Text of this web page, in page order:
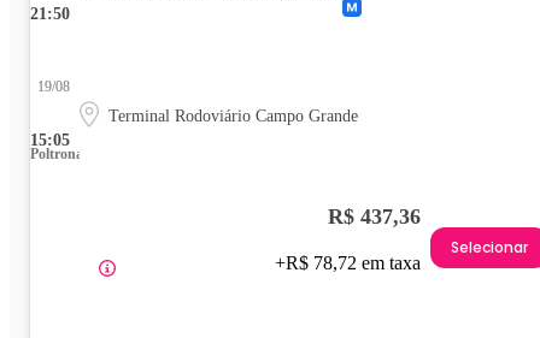
21:50
15:05
19/08
Terminal Rodoviário Campo Grande
Poltrona
R$ 437,36
+R$ 78,72 em taxa
Selecionar